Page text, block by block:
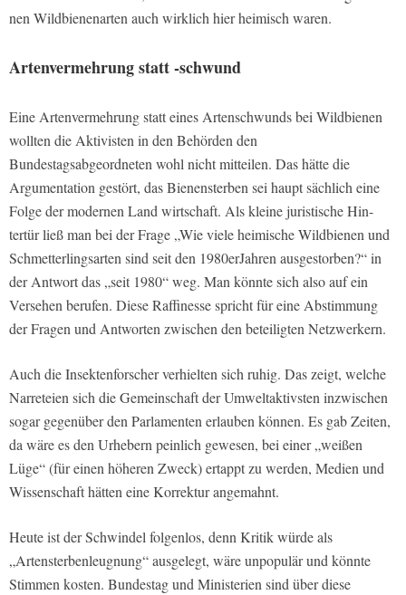
nen Wildbienenarten auch wirklich hier heimisch waren.
Artenvermehrung statt -schwund
Eine Artenvermehrung statt eines Ar­tenschwunds bei Wildbienen
wollten die Aktivisten in den Behörden den
Bundestagsabgeordneten wohl nicht mitteilen. Das hätte die
Argumentation gestört, das Bienensterben sei haupt­ sächlich eine
Folge der modernen Land­ wirtschaft. Als kleine juristische Hin­
tertür ließ man bei der Frage „Wie viele heimische Wildbienen­ und
Schmetter­lingsarten sind seit den 1980er­Jahren ausgestorben?“ in
der Antwort das „seit 1980“ weg. Man könnte sich also auf ein
Versehen berufen. Diese Raffinesse spricht für eine Abstimmung
der Fra­gen und Antworten zwischen den betei­ligten Netzwerkern.
Auch die Insektenforscher verhielten sich ruhig. Das zeigt, welche
Narreteien sich die Gemeinschaft der Umweltak­tivsten inzwischen
sogar gegenüber den Parlamenten erlauben können. Es gab Zeiten,
da wäre es den Urhebern pein­lich gewesen, bei einer „weißen
Lüge“ (für einen höheren Zweck) ertappt zu werden, Medien und
Wissenschaft hät­ten eine Korrektur angemahnt.
Heute ist der Schwindel folgenlos, denn Kritik würde als
„Artensterben­leugnung“ ausgelegt, wäre unpopulär und könnte
Stimmen kosten. Bundes­tag und Ministerien sind über diese